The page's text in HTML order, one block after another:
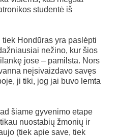
studentė iš
Hondūras yra paslėpti
nežino, kur šios
jose – pamilsta. Nors
neįsivaizdavo savęs
ji tiki, jog jai buvo lemta
šiame gyvenimo etape
nuostabių žmonių ir
(tiek apie save, tiek